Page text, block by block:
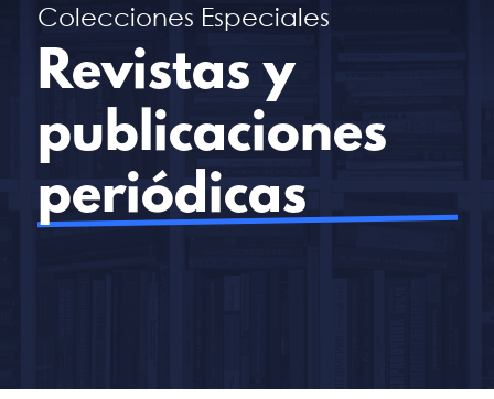
Colecciones Especiales
Revistas y
publicaciones
periódicas